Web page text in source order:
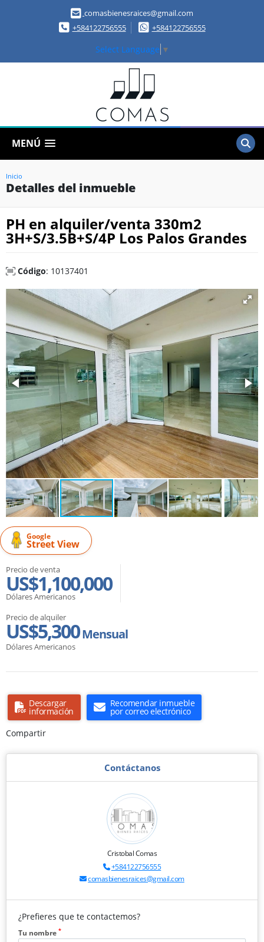
comasbienesraices@gmail.com
+584122756555
+584122756555
Select Language ▼
MENÚ
Inicio
Detalles del inmueble
PH en alquiler/venta 330m2
3H+S/3.5B+S/4P Los Palos Grandes
Código: 10137401
Google
Street View
Precio de venta
US$1,100,000
Dólares Americanos
Precio de alquiler
US$5,300Mensual
Dólares Americanos
Descargar
información
Recomendar inmueble
por correo electrónico
Compartir
Contáctanos
Cristobal Comas
+584122756555
comasbienesraices@gmail.com
¿Prefieres que te contactemos?
Tu nombre *